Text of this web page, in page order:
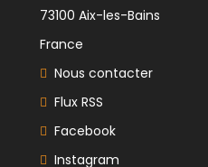
73100 Aix-les-Bains
France
Nous contacter
Flux RSS
Facebook
Instagram